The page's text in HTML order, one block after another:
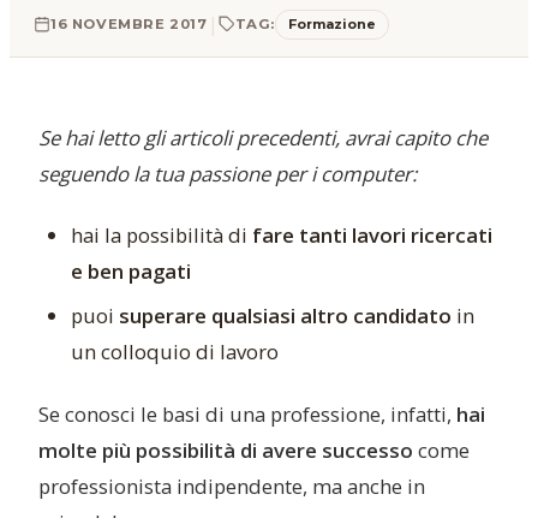
16 NOVEMBRE 2017 | TAG: Formazione
Se hai letto gli articoli precedenti, avrai capito che
seguendo la tua passione per i computer:
hai la possibilità di fare tanti lavori ricercati
e ben pagati
puoi superare qualsiasi altro candidato in
un colloquio di lavoro
Se conosci le basi di una professione, infatti, hai
molte più possibilità di avere successo come
professionista indipendente, ma anche in